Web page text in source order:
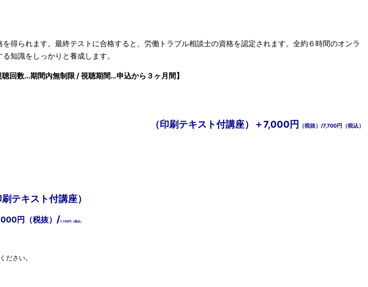
得られます。最終テストに合格すると、労働トラブル相談士の資格を認定されます。全約６時間のオンラ
知識をしっかりと養成します。
回数…期間内無制限 / 視聴期間…申込から３ヶ月間】
（印刷テキスト付講座）＋7,000円 （税抜）/7,700円（税込）
刷テキスト付講座）
円（税抜） /7,700円（税込）
ださい。